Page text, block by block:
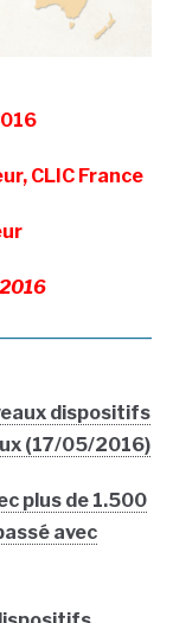
CLIC France
dispositifs
(17/05/2016)
plus de 1.500
avec